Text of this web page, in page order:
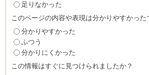
足りなかった
このページの内容や表現は分かりやすかった
分かりやすかった
ふつう
分かりにくかった
この情報はすぐに見つけられましたか？